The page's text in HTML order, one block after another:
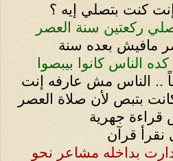
إنت كنت بتصلي إيه ؟
ركعتين سنة العصر
مافيش بعده سنة
الناس كانوا بيبصوا
.. الناس مش عارفه إنت
بتبص لأن صلاة العصر
قراءة جهرية
نقرأ قرآن
بداخله مشاعر نحو